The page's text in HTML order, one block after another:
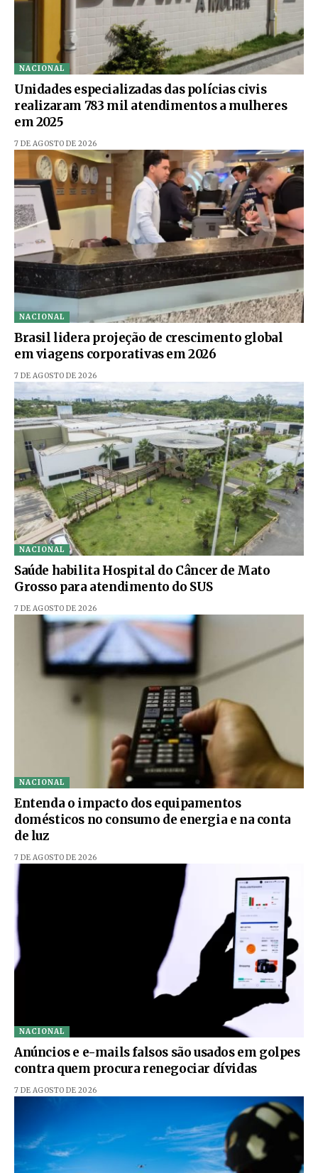
NACIONAL
Unidades especializadas das polícias civis
realizaram 783 mil atendimentos a mulheres
em 2025
7 DE AGOSTO DE 2026
NACIONAL
Brasil lidera projeção de crescimento global
em viagens corporativas em 2026
7 DE AGOSTO DE 2026
NACIONAL
Saúde habilita Hospital do Câncer de Mato
Grosso para atendimento do SUS
7 DE AGOSTO DE 2026
NACIONAL
Entenda o impacto dos equipamentos
domésticos no consumo de energia e na conta
de luz
7 DE AGOSTO DE 2026
NACIONAL
Anúncios e e-mails falsos são usados em golpes
contra quem procura renegociar dívidas
7 DE AGOSTO DE 2026